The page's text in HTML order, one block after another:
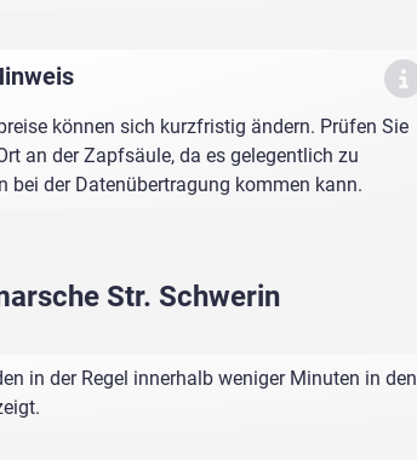
können sich kurzfristig ändern. Prüfen Sie
an der Zapfsäule, da es gelegentlich zu
bei der Datenübertragung kommen kann.
Str. Schwerin
in der Regel innerhalb weniger Minuten in den